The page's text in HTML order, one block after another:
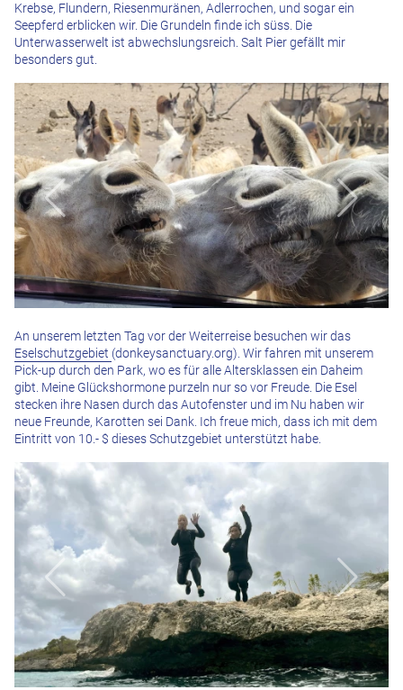
Krebse, Flundern, Riesenmuränen, Adlerrochen, und sogar ein
Seepferd erblicken wir. Die Grundeln finde ich süss. Die
Unterwasserwelt ist abwechslungsreich. Salt Pier gefällt mir
besonders gut.
An unserem letzten Tag vor der Weiterreise besuchen wir das
Eselschutzgebiet (donkeysanctuary.org). Wir fahren mit unserem
Pick-up durch den Park, wo es für alle Altersklassen ein Daheim
gibt. Meine Glückshormone purzeln nur so vor Freude. Die Esel
stecken ihre Nasen durch das Autofenster und im Nu haben wir
neue Freunde, Karotten sei Dank. Ich freue mich, dass ich mit dem
Eintritt von 10.- $ dieses Schutzgebiet unterstützt habe.